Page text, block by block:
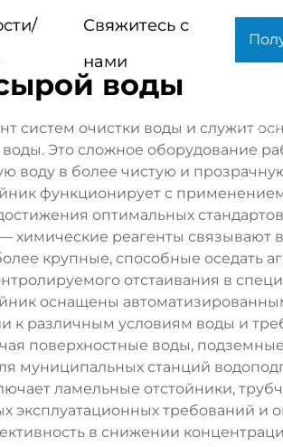
Свяжитесь с
нами
воды
систем очистки воды и служит
Это сложное оборудование
воду в более чистую и
функционирует с
оптимальных
химические реагенты связывают
крупные, способные оседать
отстаивания в
оснащены
к различным условиям воды и
поверхностные воды,
муниципальных станций
ламельные отстойники,
эксплуатационных требований и
в снижении